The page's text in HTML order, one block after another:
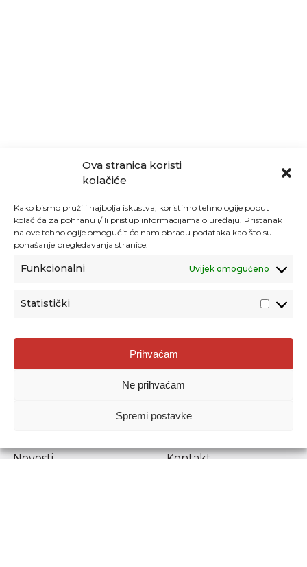
Ova stranica koristi
kolačiće
Kako bismo pružili najbolja iskustva, koristimo tehnologije poput
kolačića za pohranu i/ili pristup informacijama o uređaju. Pristanak
na ove tehnologije omogućit će nam obradu podataka kao što su
ponašanje pregledavanja stranice.
Funkcionalni Uvijek omogućeno
Statistički
Prihvaćam
Ne prihvaćam
Spremi postavke
Agencija za odgoj i obrazovanje
Donje Svetice 38, 10000 Zagreb
1778129
Prenošenje sadržaja dopušteno je uz navođenje izvora.
Novosti
Kontakt